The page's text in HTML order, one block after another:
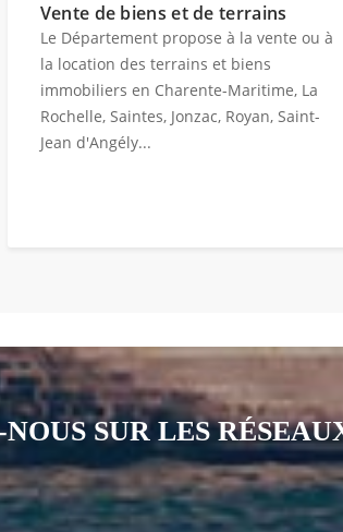
Vente de biens et de terrains
Le Département propose à la vente ou à
la location des terrains et biens
immobiliers en Charente-Maritime, La
Rochelle, Saintes, Jonzac, Royan, Saint-
Jean d'Angély...
SUR LES
Notre page Instagram
Notre page Facebook
Notre page X
Notre